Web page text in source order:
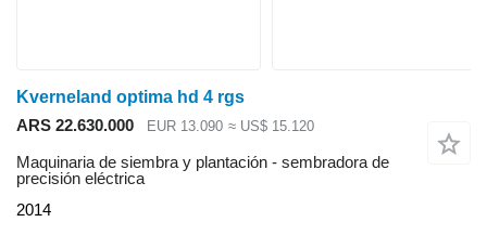
Kverneland optima hd 4 rgs
ARS 22.630.000
EUR 13.090 ≈ US$ 15.120
Maquinaria de siembra y plantación - sembradora de
precisión eléctrica
2014